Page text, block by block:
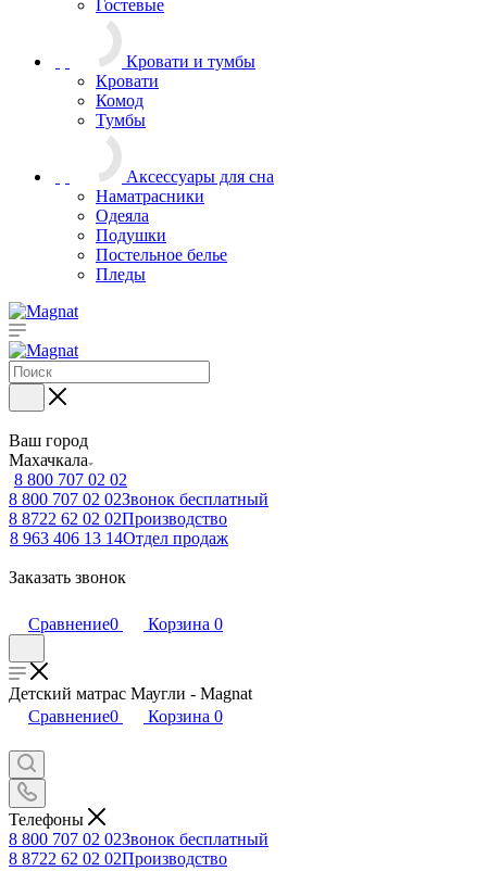
Гостевые
Кровати и тумбы
Кровати
Комод
Тумбы
Аксессуары для сна
Наматрасники
Одеяла
Подушки
Постельное белье
Пледы
Ваш город
Махачкала
8 800 707 02 02
8 800 707 02 02Звонок бесплатный
8 8722 62 02 02Производство
8 963 406 13 14Отдел продаж
Заказать звонок
Сравнение0 Корзина 0
Детский матрас Маугли - Magnat
Сравнение0 Корзина 0
Телефоны
8 800 707 02 02Звонок бесплатный
8 8722 62 02 02Производство